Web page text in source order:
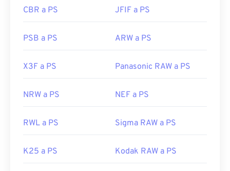
CBR a PS JFIF a PS
PSB a PS ARW a PS
X3F a PS Panasonic RAW a PS
NRW a PS NEF a PS
RWL a PS Sigma RAW a PS
K25 a PS Kodak RAW a PS